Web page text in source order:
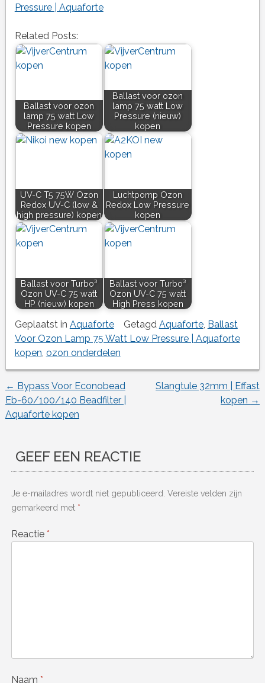
Pressure | Aquaforte
Related Posts:
Ballast voor ozon
lamp 75 watt Low
Pressure kopen
Ballast voor ozon
lamp 75 watt Low
Pressure (nieuw)
kopen
UV-C T5 75W Ozon
Redox UV-C (low &
high pressure) kopen
Luchtpomp Ozon
Redox Low Pressure
kopen
Ballast voor Turbo³
Ozon UV-C 75 watt
HP (nieuw) kopen
Ballast voor Turbo³
Ozon UV-C 75 watt
High Press kopen
Geplaatst in Aquaforte Getagd Aquaforte, Ballast
Voor Ozon Lamp 75 Watt Low Pressure | Aquaforte
kopen, ozon onderdelen
Berichtnavigatie
← Bypass Voor Econobead
Eb-60/100/140 Beadfilter |
Aquaforte kopen
Slangtule 32mm | Effast
kopen →
GEEF EEN REACTIE
Je e-mailadres wordt niet gepubliceerd. Vereiste velden zijn
gemarkeerd met *
Reactie *
Naam *